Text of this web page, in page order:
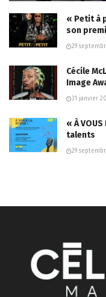
« Petit à
son
29
Cécile
Image
31 janvier
« À VOUS
talents
29